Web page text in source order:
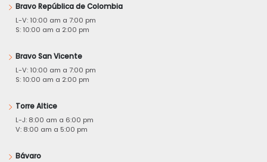
Bravo República de Colombia
L-V: 10:00 am a 7:00 pm
S: 10:00 am a 2:00 pm
Bravo San Vicente
L-V: 10:00 am a 7:00 pm
S: 10:00 am a 2:00 pm
Torre Altice
L-J: 8:00 am a 6:00 pm
V: 8:00 am a 5:00 pm
Bávaro